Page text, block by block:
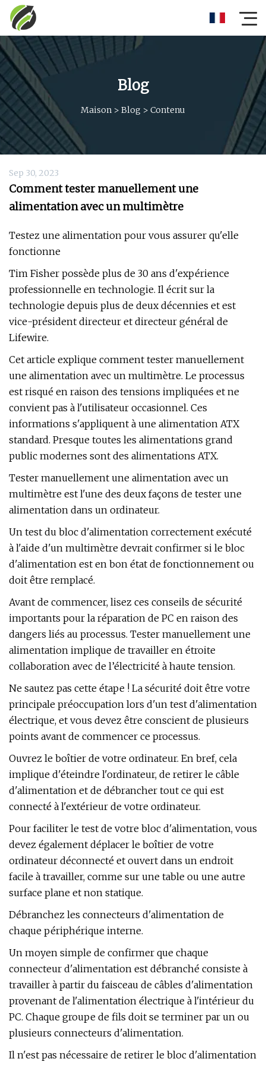
Blog
Maison > Blog > Contenu
Sep 30, 2023
Comment tester manuellement une
alimentation avec un multimètre
Testez une alimentation pour vous assurer qu'elle
fonctionne
Tim Fisher possède plus de 30 ans d'expérience
professionnelle en technologie. Il écrit sur la
technologie depuis plus de deux décennies et est
vice-président directeur et directeur général de
Lifewire.
Cet article explique comment tester manuellement
une alimentation avec un multimètre. Le processus
est risqué en raison des tensions impliquées et ne
convient pas à l'utilisateur occasionnel. Ces
informations s'appliquent à une alimentation ATX
standard. Presque toutes les alimentations grand
public modernes sont des alimentations ATX.
Tester manuellement une alimentation avec un
multimètre est l'une des deux façons de tester une
alimentation dans un ordinateur.
Un test du bloc d'alimentation correctement exécuté
à l'aide d'un multimètre devrait confirmer si le bloc
d'alimentation est en bon état de fonctionnement ou
doit être remplacé.
Avant de commencer, lisez ces conseils de sécurité
importants pour la réparation de PC en raison des
dangers liés au processus. Tester manuellement une
alimentation implique de travailler en étroite
collaboration avec de l’électricité à haute tension.
Ne sautez pas cette étape ! La sécurité doit être votre
principale préoccupation lors d'un test d'alimentation
électrique, et vous devez être conscient de plusieurs
points avant de commencer ce processus.
Ouvrez le boîtier de votre ordinateur. En bref, cela
implique d'éteindre l'ordinateur, de retirer le câble
d'alimentation et de débrancher tout ce qui est
connecté à l'extérieur de votre ordinateur.
Pour faciliter le test de votre bloc d'alimentation, vous
devez également déplacer le boîtier de votre
ordinateur déconnecté et ouvert dans un endroit
facile à travailler, comme sur une table ou une autre
surface plane et non statique.
Débranchez les connecteurs d'alimentation de
chaque périphérique interne.
Un moyen simple de confirmer que chaque
connecteur d'alimentation est débranché consiste à
travailler à partir du faisceau de câbles d'alimentation
provenant de l'alimentation électrique à l'intérieur du
PC. Chaque groupe de fils doit se terminer par un ou
plusieurs connecteurs d'alimentation.
Il n'est pas nécessaire de retirer le bloc d'alimentation